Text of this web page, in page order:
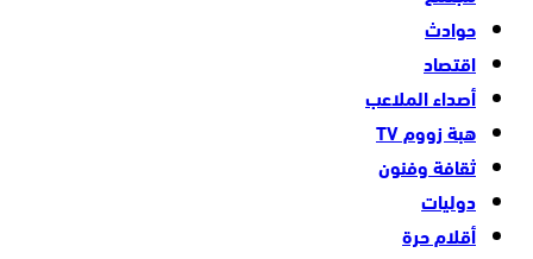
حوادث
اقتصاد
أصداء الملاعب
هبة زووم TV
ثقافة وفنون
دوليات
أقلام حرة